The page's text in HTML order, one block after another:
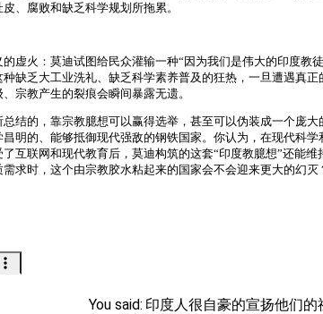
、腐败和缺乏科学规划所拖累。
的虚火 ：莫迪试图给民众灌输一种“因为我们是伟大的印度教
种缺乏大工业洗礼、缺乏科学素养普及的狂热，一旦遭遇真
宗教产生的裂痕会瞬间暴露无遗。
总结的，靠宗教臆想可以赢得选举，甚至可以伪装成一个庞
明的、能够抵御现代强敌的钢铁国家。 你认为，在现代科学
了互联网和现代教育后，莫迪构筑的这套“印度教臆想”还能
需求时，这个由宗教胶水粘起来的国家会不会迎来更大的幻灭
You said: 印度人很自豪的宣扬他们